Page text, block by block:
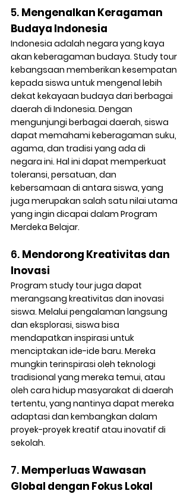
5. Mengenalkan Keragaman
Budaya Indonesia
Indonesia adalah negara yang kaya
akan keberagaman budaya. Study tour
kebangsaan memberikan kesempatan
kepada siswa untuk mengenal lebih
dekat kekayaan budaya dari berbagai
daerah di Indonesia. Dengan
mengunjungi berbagai daerah, siswa
dapat memahami keberagaman suku,
agama, dan tradisi yang ada di
negara ini. Hal ini dapat memperkuat
toleransi, persatuan, dan
kebersamaan di antara siswa, yang
juga merupakan salah satu nilai utama
yang ingin dicapai dalam Program
Merdeka Belajar.
6. Mendorong Kreativitas dan
Inovasi
Program study tour juga dapat
merangsang kreativitas dan inovasi
siswa. Melalui pengalaman langsung
dan eksplorasi, siswa bisa
mendapatkan inspirasi untuk
menciptakan ide-ide baru. Mereka
mungkin terinspirasi oleh teknologi
tradisional yang mereka temui, atau
oleh cara hidup masyarakat di daerah
tertentu, yang nantinya dapat mereka
adaptasi dan kembangkan dalam
proyek-proyek kreatif atau inovatif di
sekolah.
7. Memperluas Wawasan
Global dengan Fokus Lokal